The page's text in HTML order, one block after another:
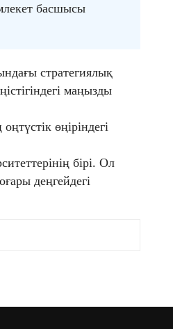
басшысы
стратегиялық
маңызды
өңіріндегі
бірі. Ол
деңгейдегі